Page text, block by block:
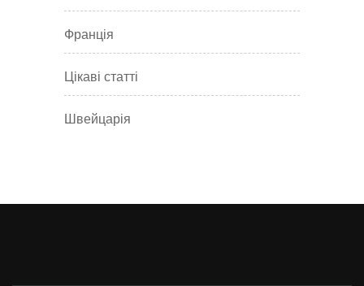
Франція
Цікаві статті
Швейцарія